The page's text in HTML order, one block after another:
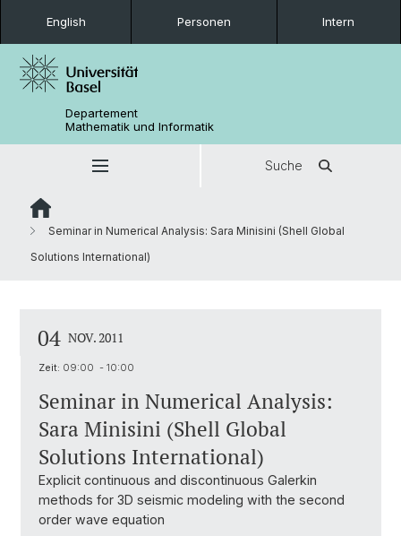
English Personen Intern
Departement
Mathematik und Informatik
Suche
Seminar in Numerical Analysis: Sara Minisini (Shell Global
Solutions International)
04 NOV. 2011
Zeit: 09:00 - 10:00
Seminar in Numerical Analysis:
Sara Minisini (Shell Global
Solutions International)
Explicit continuous and discontinuous Galerkin
methods for 3D seismic modeling with the second
order wave equation